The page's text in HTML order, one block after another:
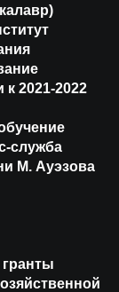
2021-2022
служба
М. Ауэзова